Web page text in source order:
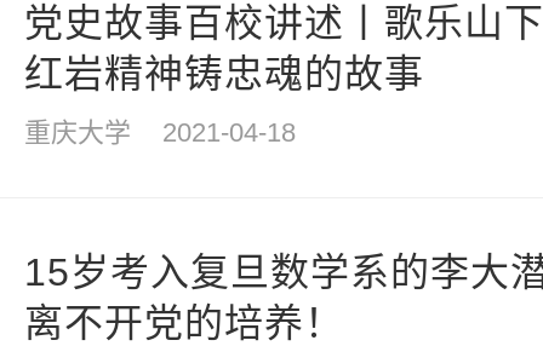
党史故事百校讲述丨歌乐山
红岩精神铸忠魂的故事
重庆大学 2021-04-18
15岁考入复旦数学系的李大
离不开党的培养！